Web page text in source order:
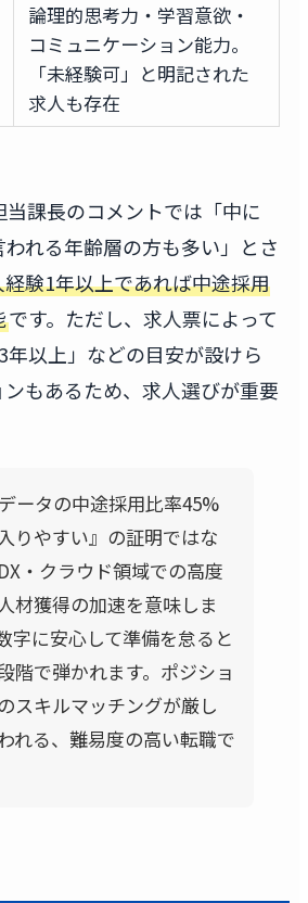
論理的思考力・学習意欲・
コミュニケーション能力。
「未経験可」と明記された
求人も存在
課長のコメントでは「中に
れる年齢層の方も多い」とさ
験1年以上であれば中途採用
です。ただし、求人票によって
年以上」などの目安が設けら
もあるため、求人選びが重要
ータの中途採用比率45%
りやすい』の証明ではな
・クラウド領域での高度
材獲得の加速を意味しま
字に安心して準備を怠ると
階で弾かれます。ポジショ
スキルマッチングが厳し
れる、難易度の高い転職で